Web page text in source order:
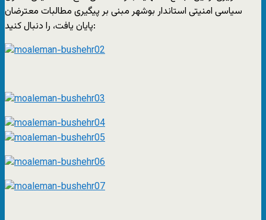
سیاسی امنیتی استاندار بوشهر مبنی بر پیگیری مطالبات معترضان
پایان یافت، را دنبال کنید: